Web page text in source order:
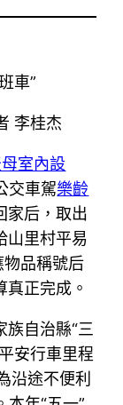
車”
李桂杰
室內設
交車駕樂齡
家后，取出
山里村平易
物品稱號后
正完成。
自治縣“三
安行車里程
沿途不便利